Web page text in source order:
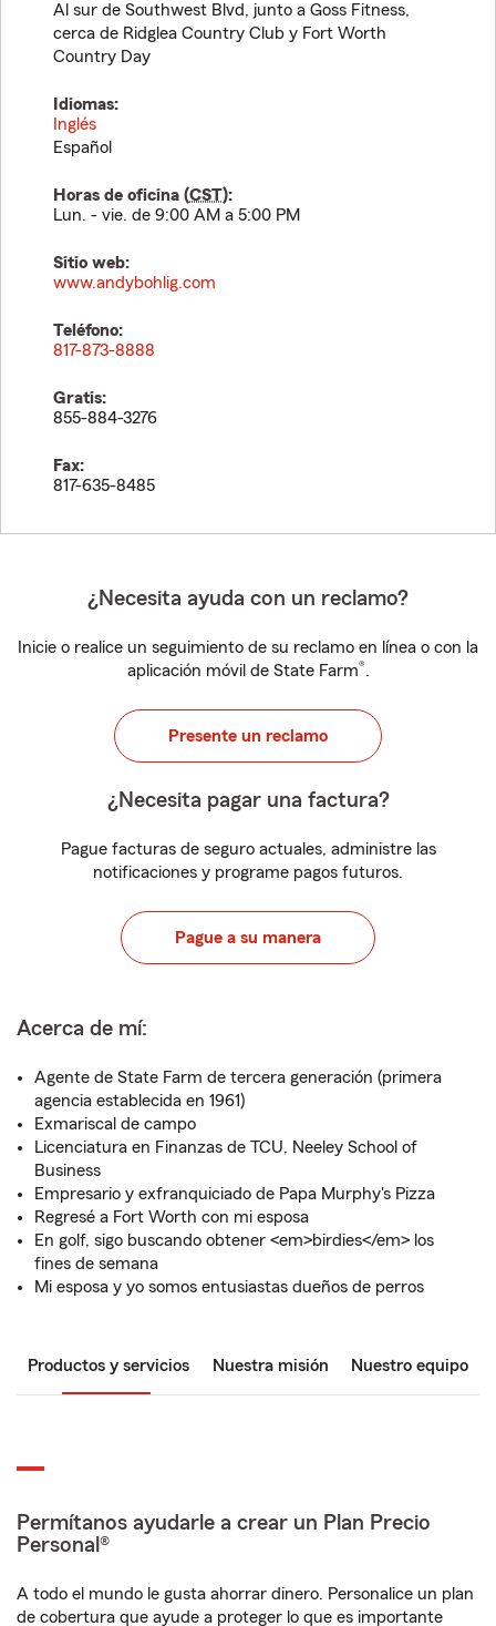
Al sur de Southwest Blvd, junto a Goss Fitness,
cerca de Ridglea Country Club y Fort Worth
Country Day
Idiomas:
Inglés
Español
Horas de oficina (CST):
Lun. - vie. de 9:00 AM a 5:00 PM
Sitio web:
www.andybohlig.com
Teléfono:
817-873-8888
Gratis:
855-884-3276
Fax:
817-635-8485
¿Necesita ayuda con un reclamo?
Inicie o realice un seguimiento de su reclamo en línea o con la
aplicación móvil de State Farm®.
Presente un reclamo
¿Necesita pagar una factura?
Pague facturas de seguro actuales, administre las
notificaciones y programe pagos futuros.
Pague a su manera
Acerca de mí:
Agente de State Farm de tercera generación (primera
agencia establecida en 1961)
Exmariscal de campo
Licenciatura en Finanzas de TCU, Neeley School of
Business
Empresario y exfranquiciado de Papa Murphy's Pizza
Regresé a Fort Worth con mi esposa
En golf, sigo buscando obtener <em>birdies</em> los
fines de semana
Mi esposa y yo somos entusiastas dueños de perros
Productos y servicios Nuestra misión Nuestro equipo
Permítanos ayudarle a crear un Plan Precio
Personal®
A todo el mundo le gusta ahorrar dinero. Personalice un plan
de cobertura que ayude a proteger lo que es importante